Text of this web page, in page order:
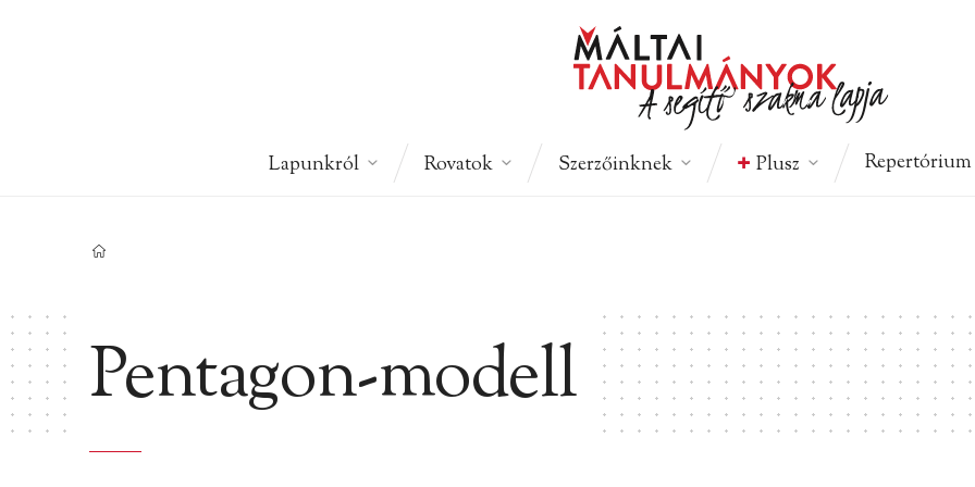
Lapunkról Rovatok Szerzőinknek Plusz Repertórium
Pentagon-modell